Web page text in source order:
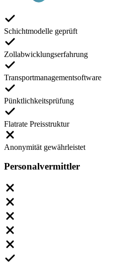
Schichtmodelle geprüft
Zollabwicklungserfahrung
Transportmanagementsoftware
Pünktlichkeitsprüfung
Flatrate Preisstruktur
Anonymität gewährleistet
Personalvermittler